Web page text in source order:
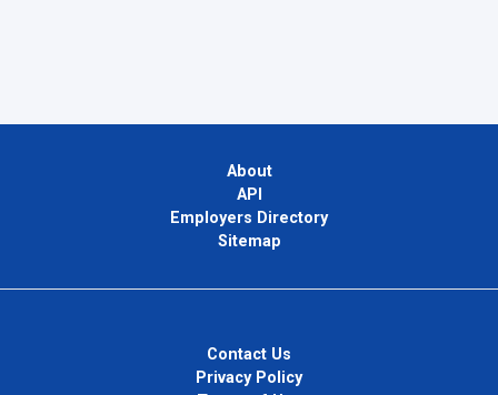
About
API
Employers Directory
Sitemap
Contact Us
Privacy Policy